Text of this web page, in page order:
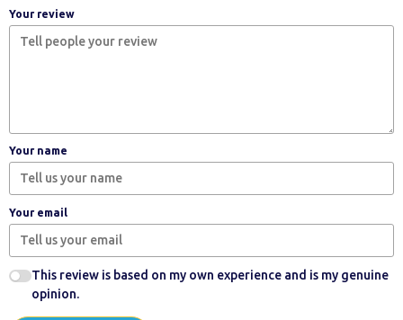
Your review
Your name
Your email
This review is based on my own experience and is my genuine
opinion.